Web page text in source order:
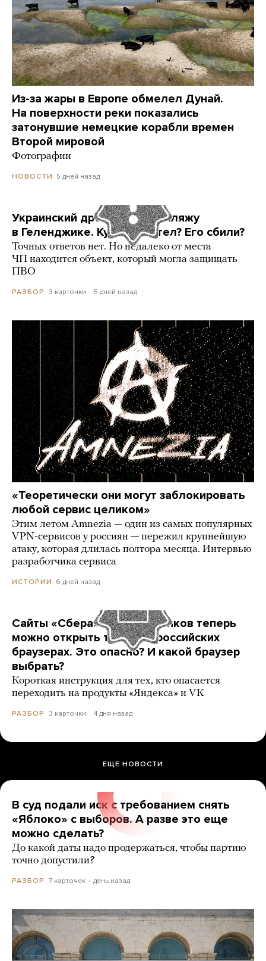
Из-за жары в Европе обмелел Дунай.
На поверхности реки показались
затонувшие немецкие корабли времен
Второй мировой
Фотографии
НОВОСТИ 5 дней назад
Украинский дрон попал по пляжу
в Геленджике. Куда он летел? Его сбили?
Точных ответов нет. Но недалеко от места
ЧП находится объект, который могла защищать
ПВО
РАЗБОР 3 карточки 5 дней назад
«Теоретически они могут заблокировать
любой сервис целиком»
Этим летом Amnezia — один из самых популярных
VPN-сервисов у россиян — пережил крупнейшую
атаку, которая длилась полтора месяца. Интервью
разработчика сервиса
ИСТОРИИ 6 дней назад
Сайты «Сбера» и других банков теперь
можно открыть только в российских
браузерах. Это опасно? И какой браузер
выбрать?
Короткая инструкция для тех, кто опасается
переходить на продукты «Яндекса» и VK
РАЗБОР 3 карточки 4 дня назад
ЕЩЕ НОВОСТИ
В суд подали иск с требованием снять
«Яблоко» с выборов. А разве это еще
можно сделать?
До какой даты надо продержаться, чтобы партию
точно допустили?
РАЗБОР 7 карточек день назад